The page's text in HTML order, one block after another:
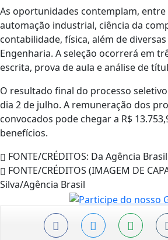
As oportunidades contemplam, entre
automação industrial, ciência da
contabilidade, física, além de
Engenharia. A seleção ocorrerá em
escrita, prova de aula e análise de
O resultado final do processo
dia 2 de julho. A remuneração dos
convocados pode chegar a R$
benefícios.
FONTE/CRÉDITOS: Da Agência
FONTE/CRÉDITOS (IMAGEM DE
Silva/Agência Brasil